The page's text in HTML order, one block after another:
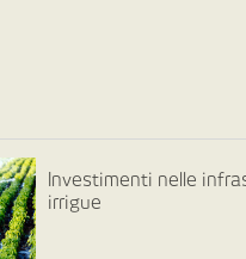
Investimenti nelle
irrigue